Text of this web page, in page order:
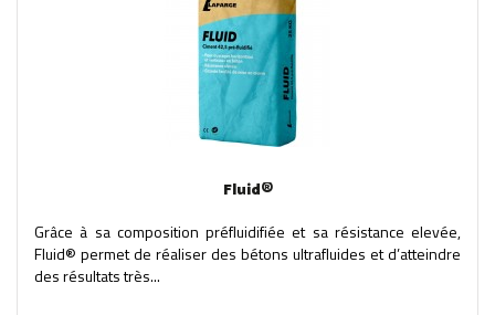
Fluid®
Grâce à sa composition préfluidifiée et sa résistance elevée,
Fluid® permet de réaliser des bétons ultrafluides et d’atteindre
des résultats très...